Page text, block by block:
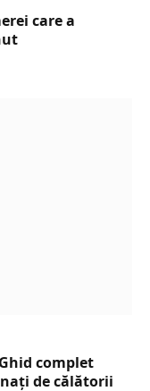
care a
complet
de călătorii